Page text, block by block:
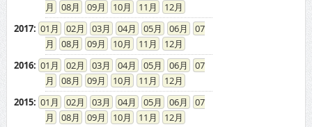
08
09 10 11
12
2008: 01 02 03 04 05 06
07
08
09 10 11
12
2007: 01 02 03 04 05 06
07
08
09 10 11
12
2006: 01 02 03 04 05 06
07
08
09 10 11
12